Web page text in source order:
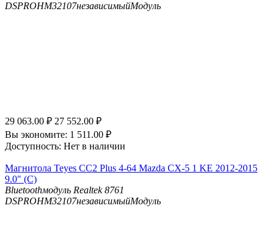
DSPROHM32107независимыйМодуль
29 063.00 ₽ 27 552.00 ₽
Вы экономите: 1 511.00 ₽
Доступность: Нет в наличии
Магнитола Teyes CC2 Plus 4-64 Mazda CX-5 1 KE 2012-2015
9.0" (C)
Bluetoothмодуль Realtek 8761
DSPROHM32107независимыйМодуль